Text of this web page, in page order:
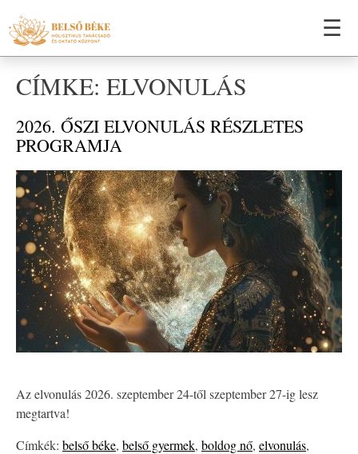
☰
CÍMKE: ELVONULÁS
2026. ŐSZI ELVONULÁS RÉSZLETES
PROGRAMJA
Az elvonulás 2026. szeptember 24-től szeptember 27-ig lesz
megtartva!
Címkék: belső béke, belső gyermek, boldog nő, elvonulás,